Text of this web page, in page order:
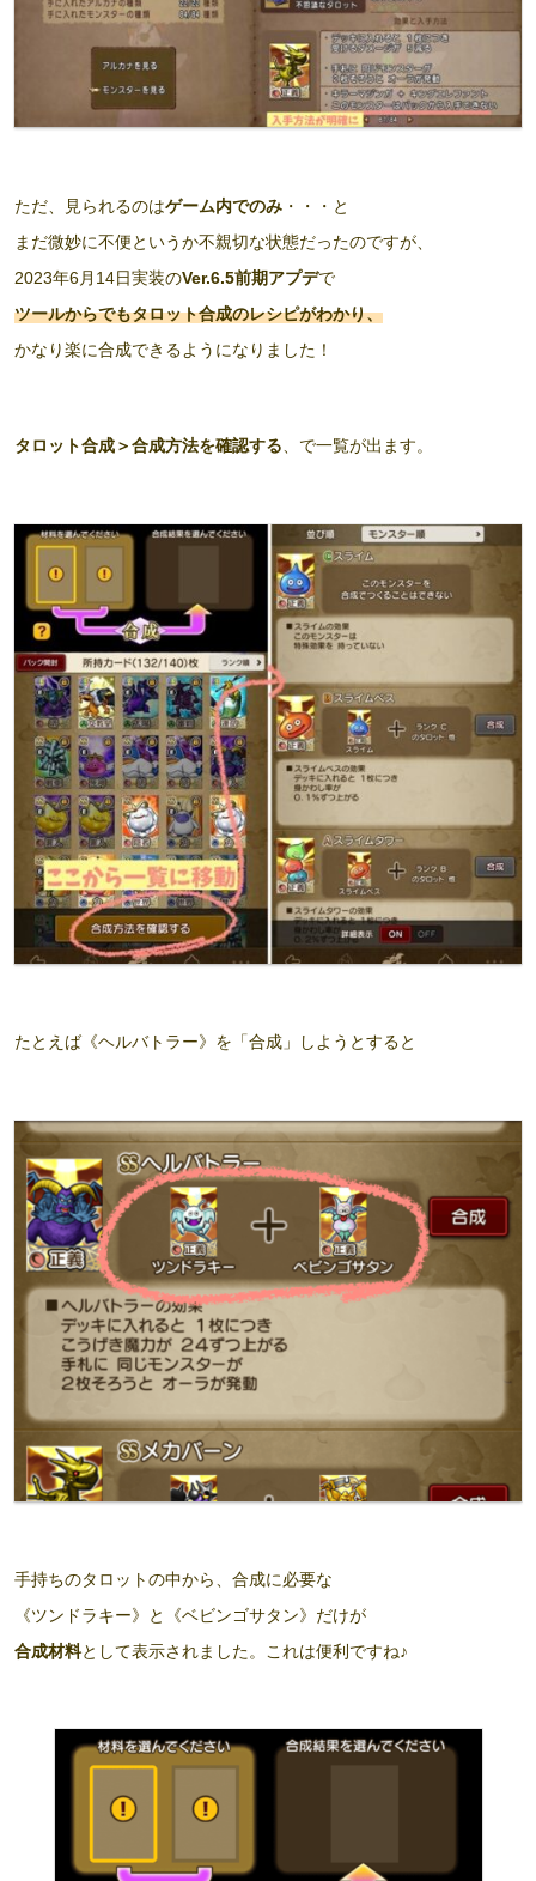
ただ、見られるのはゲーム内でのみ ・・・と
まだ微妙に不便というか不親切な状態だったのですが、
2023年6月14日実装のVer.6.5前期アプデで
ツールからでもタロット合成のレシピがわかり、
かなり楽に合成できるようになりました！
タロット合成＞合成方法を確認する、で一覧が出ます。
たとえば《ヘルバトラー》を「合成」しようとすると
手持ちのタロットの中から、合成に必要な
《ツンドラキー》と《ベビンゴサタン》だけが
合成材料として表示されました。これは便利ですね♪